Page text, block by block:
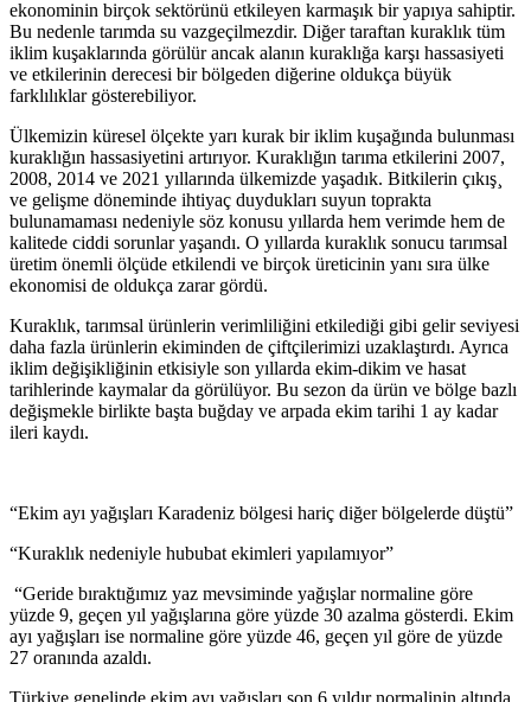
ekonominin birçok sektörünü etkileyen karmaşık bir yapıya sahiptir.
Bu nedenle tarımda su vazgeçilmezdir. Diğer taraftan kuraklık tüm
iklim kuşaklarında görülür ancak alanın kuraklığa karşı hassasiyeti
ve etkilerinin derecesi bir bölgeden diğerine oldukça büyük
farklılıklar gösterebiliyor.
Ülkemizin küresel ölçekte yarı kurak bir iklim kuşağında bulunması
kuraklığın hassasiyetini artırıyor. Kuraklığın tarıma etkilerini 2007,
2008, 2014 ve 2021 yıllarında ülkemizde yaşadık. Bitkilerin çıkış¸
ve gelişme döneminde ihtiyaç duydukları suyun toprakta
bulunamaması nedeniyle söz konusu yıllarda hem verimde hem de
kalitede ciddi sorunlar yaşandı. O yıllarda kuraklık sonucu tarımsal
üretim önemli ölçüde etkilendi ve birçok üreticinin yanı sıra ülke
ekonomisi de oldukça zarar gördü.
Kuraklık, tarımsal ürünlerin verimliliğini etkilediği gibi gelir seviyesi
daha fazla ürünlerin ekiminden de çiftçilerimizi uzaklaştırdı. Ayrıca
iklim değişikliğinin etkisiyle son yıllarda ekim-dikim ve hasat
tarihlerinde kaymalar da görülüyor. Bu sezon da ürün ve bölge bazlı
değişmekle birlikte başta buğday ve arpada ekim tarihi 1 ay kadar
ileri kaydı.
“Ekim ayı yağışları Karadeniz bölgesi hariç diğer bölgelerde düştü”
“Kuraklık nedeniyle hububat ekimleri yapılamıyor”
“Geride bıraktığımız yaz mevsiminde yağışlar normaline göre
yüzde 9, geçen yıl yağışlarına göre yüzde 30 azalma gösterdi. Ekim
ayı yağışları ise normaline göre yüzde 46, geçen yıl göre de yüzde
27 oranında azaldı.